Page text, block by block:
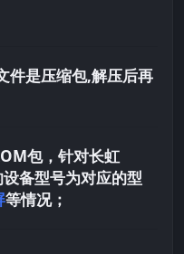
件是压缩包,解压后再
包，针对长虹
备型号为对应的型
等情况；